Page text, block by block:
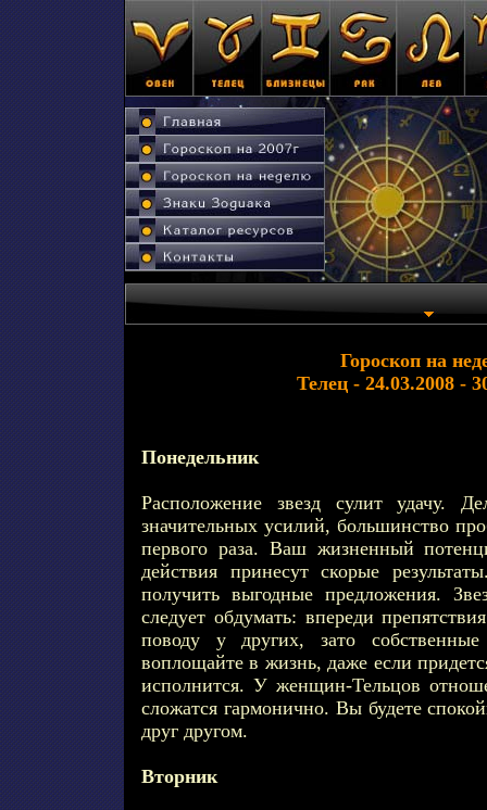
Гороскоп на
Телец - 24.03.2008 -
Понедельник
Расположение звезд сулит удачу.
значительных усилий, большинство
первого раза. Ваш жизненный
действия принесут скорые
получить выгодные предложения.
следует обдумать: впереди
поводу у других, зато
воплощайте в жизнь, даже если
исполнится. У женщин-Тельцов
сложатся гармонично. Вы будете
друг другом.
Вторник